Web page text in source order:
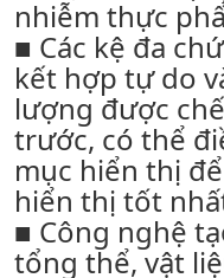
nhiễm thực
■ Các kệ đa
kết hợp tự do
lượng được
trước, có thể
mục hiển thị
hiển thị tốt
■ Công nghệ
tổng thể, vật